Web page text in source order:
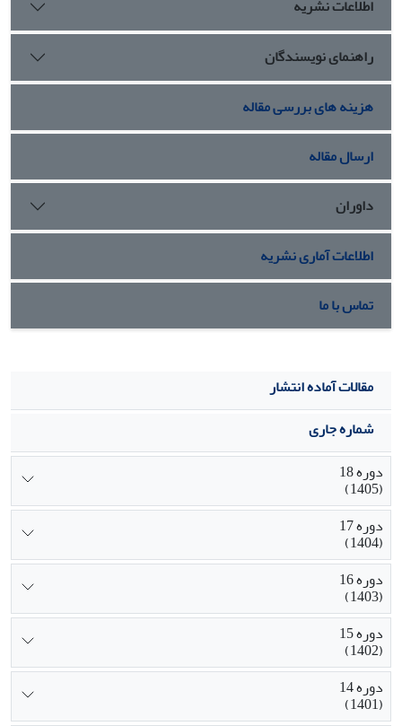
اطلاعات نشریه
راهنمای نویسندگان
هزینه های بررسی مقاله
ارسال مقاله
داوران
اطلاعات آماری نشریه
تماس با ما
مقالات آماده انتشار
شماره جاری
دوره 18
(1405)
دوره 17
(1404)
دوره 16
(1403)
دوره 15
(1402)
دوره 14
(1401)